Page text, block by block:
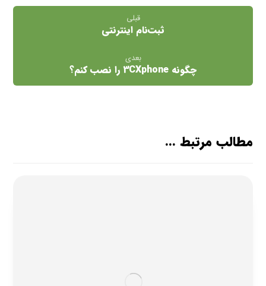
قبلی
ثبت‌نام اینترنتی
بعدی
چگونه 3CXphone را نصب کنم؟
مطالب مرتبط ...